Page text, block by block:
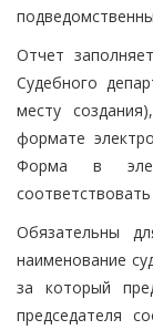
Отчет
Судебного
месту
формате
Форма в
Обязательны
наименование
за который
председателя